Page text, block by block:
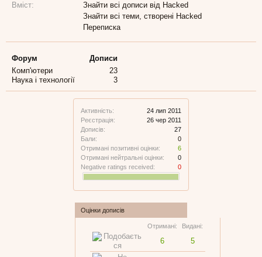
Активність:
24 лип 2011
Реєстрація:
26 чер 2011
Дописів:
27
Бали:
0
Отримані позитивні оцінки:
6
Отримані нейтральні оцінки:
0
Negative ratings received:
0
Оцінки дописів
Отримані: Видані:
6 5
Вміст:
Знайти всі дописи від Hacked
Знайти всі теми, створені Hacked
Переписка
Форум
Дописи
Комп'ютери
23
Наука і технології
3